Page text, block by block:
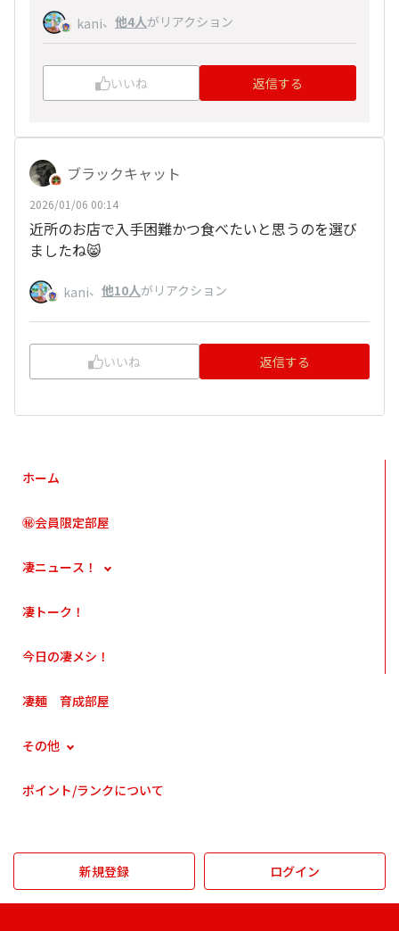
kani、 他4人がリアクション
いいね 返信する
ブラックキャット
2026/01/06 00:14
近所のお店で入手困難かつ食べたいと思うのを選び
ましたね😸
kani、 他10人がリアクション
いいね 返信する
ホーム
㊙会員限定部屋
凄ニュース！
凄トーク！
今日の凄メシ！
凄麺 育成部屋
その他
ポイント/ランクについて
新規登録 ログイン